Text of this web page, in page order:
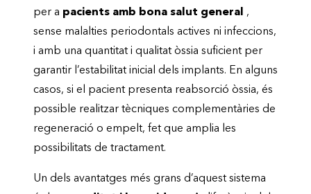
per a pacients amb bona salut general
,
sense malalties periodontals actives ni infeccions,
i amb una quantitat i qualitat òssia suficient per
garantir l’estabilitat inicial dels implants. En alguns
casos, si el pacient presenta reabsorció òssia, és
possible realitzar tècniques complementàries de
regeneració o empelt, fet que amplia les
possibilitats de tractament.
Un dels avantatges més grans d’aquest sistema